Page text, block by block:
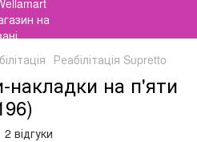
Реабілітація Supretto
накладки на п'яти
2 відгуки